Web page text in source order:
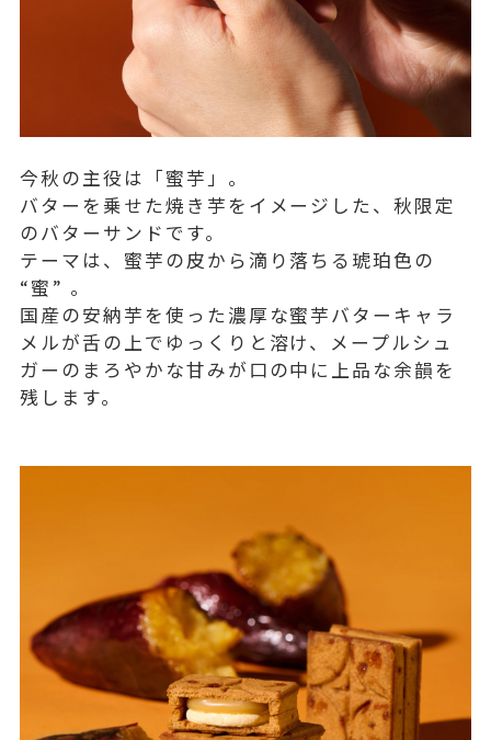
今秋の主役は「蜜芋」。
バターを乗せた焼き芋をイメージした、秋限定
のバターサンドです。
テーマは、蜜芋の皮から滴り落ちる琥珀色の
“蜜” 。
国産の安納芋を使った濃厚な蜜芋バターキャラ
メルが舌の上でゆっくりと溶け、メープルシュ
ガーのまろやかな甘みが口の中に上品な余韻を
残します。